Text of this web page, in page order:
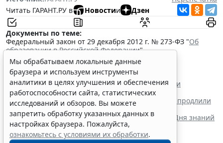
Читать ГАРАНТ.РУ в
Новостии Дзен
Документы по теме:
Федеральный закон от 29 декабря 2012 г. № 273-ФЗ "Об
образовании в Российской Федерации"
Читайте также:
В РФ введут особый порядок закупок товаров для
образовательных организаций
Регионам направили обновленные рекомендации
по организации внеурочной работы
Срок действия правил поступления в техникумы продлили
до 1 сентября 2032 года
Минпросвещения России определило тематику Дня знаний
для школ и колледжей
Мы обрабатываем локальные данные
браузера и используем инструменты
аналитики в целях улучшения и обеспечения
работоспособности сайта, статистических
исследований и обзоров. Вы можете
запретить обработку указанных данных в
настройках браузера. Пожалуйста,
ознакомьтесь с условиями их обработки.